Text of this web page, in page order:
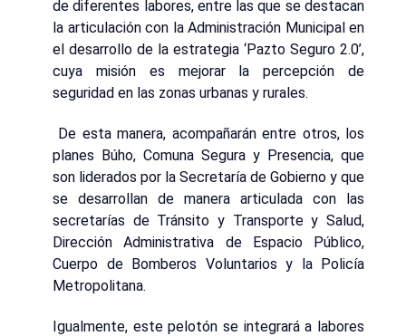
de diferentes labores, entre las que se destacan
la articulación con la Administración Municipal en
el desarrollo de la estrategia ‘Pazto Seguro 2.0’,
cuya misión es mejorar la percepción de
seguridad en las zonas urbanas y rurales.
De esta manera, acompañarán entre otros, los
planes Búho, Comuna Segura y Presencia, que
son liderados por la Secretaría de Gobierno y que
se desarrollan de manera articulada con las
secretarías de Tránsito y Transporte y Salud,
Dirección Administrativa de Espacio Público,
Cuerpo de Bomberos Voluntarios y la Policía
Metropolitana.
Igualmente, este pelotón se integrará a labores